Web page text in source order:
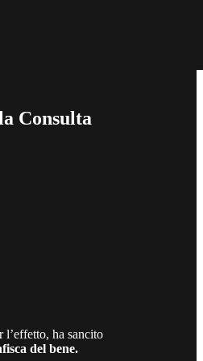
Consulta
l’effetto, ha sancito
del bene.